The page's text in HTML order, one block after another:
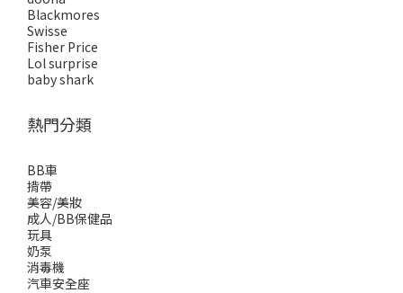
Blackmores
Swisse
Fisher Price
Lol surprise
baby shark
熱門分類
BB車
揹帶
美容/美妝
成人/BB保健品
玩具
奶泵
消毒機
汽車安全座